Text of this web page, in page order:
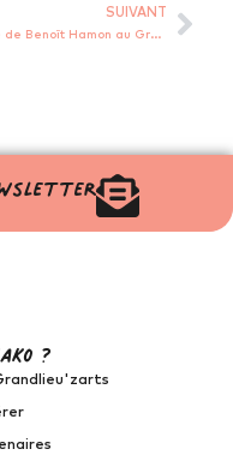
SUIVANT
Visite de Benoît Hamon au Grand Lieu du Conte : un projet reconnu et ancré dans l’ESS.
?